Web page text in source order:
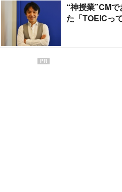
“神授業”CM
た「TOEICっ
PR